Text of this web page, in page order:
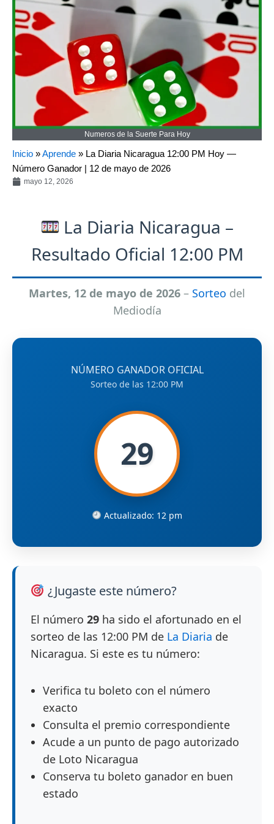
Numeros de la Suerte Para Hoy
Inicio »Aprende » La Diaria Nicaragua 12:00 PM Hoy —
Número Ganador | 12 de mayo de 2026
mayo 12, 2026
La Diaria Nicaragua –
Resultado Oficial 12:00 PM
Martes, 12 de mayo de 2026 – Sorteo del
Mediodía
NÚMERO GANADOR OFICIAL
Sorteo de las 12:00 PM
29
Actualizado: 12 pm
¿Jugaste este número?
El número 29 ha sido el afortunado en el
sorteo de las 12:00 PM de La Diaria de
Nicaragua. Si este es tu número:
Verifica tu boleto con el número
exacto
Consulta el premio correspondiente
Acude a un punto de pago autorizado
de Loto Nicaragua
Conserva tu boleto ganador en buen
estado